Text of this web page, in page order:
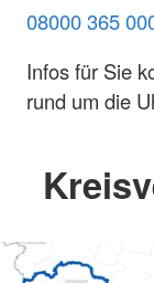
08000 365
Infos für Sie
rund um die